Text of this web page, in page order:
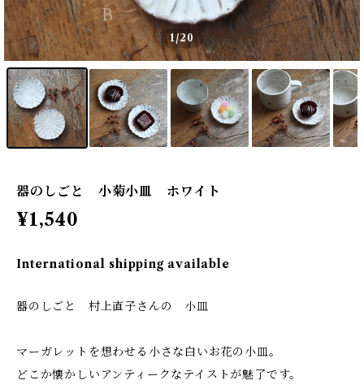
1/20
器のしごと 小菊小皿 ホワイト
¥1,540
International shipping available
器のしごと 村上直子さんの 小皿
マーガレットを想わせる小さな白いお花の小皿。
どこか懐かしいアンティークなテイストが魅了です。